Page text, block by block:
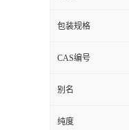
包装规格
CAS编号
别名
纯度